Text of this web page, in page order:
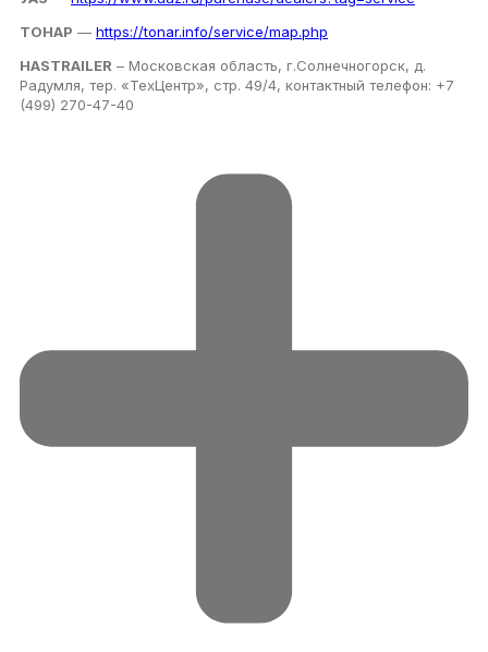
ТОНАР — https://tonar.info/service/map.php
HASTRAILER – Московская область, г.Солнечногорск, д.
Радумля, тер. «ТехЦентр», стр. 49/4, контактный телефон: +7
(499) 270-47-40